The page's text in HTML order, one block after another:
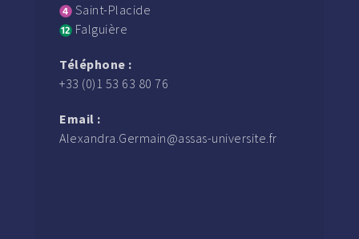
Saint-Placide
Falguière
Téléphone :
+33 (0)1 53 63 80 76
Email :
Alexandra.Germain@assas-universite.fr